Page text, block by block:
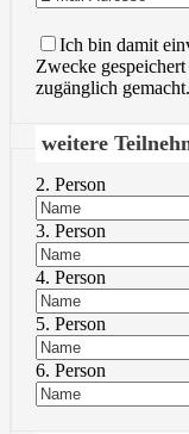
Ich bin damit
Zwecke
zugänglich gemacht.
weitere
2. Person
3. Person
4. Person
5. Person
6. Person